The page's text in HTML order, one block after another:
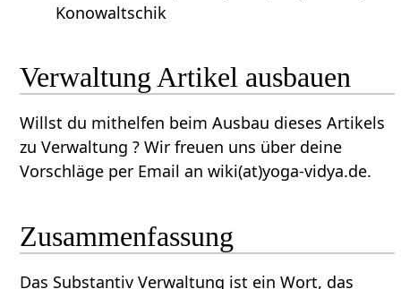
Konowaltschik
Verwaltung‏‎ Artikel ausbauen
Willst du mithelfen beim Ausbau dieses Artikels
zu Verwaltung‏‎ ? Wir freuen uns über deine
Vorschläge per Email an wiki(at)yoga-vidya.de.
Zusammenfassung
Das Substantiv Verwaltung‏‎ ist ein Wort, das